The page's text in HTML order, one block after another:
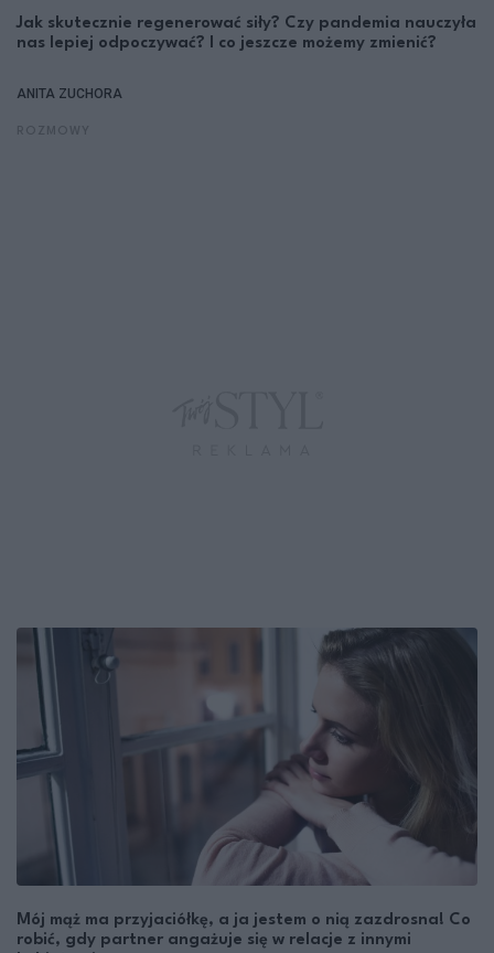
Jak skutecznie regenerować siły? Czy pandemia nauczyła
nas lepiej odpoczywać? I co jeszcze możemy zmienić?
ANITA ZUCHORA
Mój mąż ma przyjaciółkę, a ja jestem o nią zazdrosna! Co
robić, gdy partner angażuje się w relacje z innymi